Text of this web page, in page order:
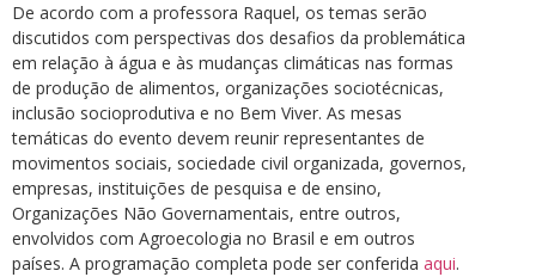
De acordo com a professora Raquel, os temas serão
discutidos com perspectivas dos desafios da problemática
em relação à água e às mudanças climáticas nas formas
de produção de alimentos, organizações sociotécnicas,
inclusão socioprodutiva e no Bem Viver. As mesas
temáticas do evento devem reunir representantes de
movimentos sociais, sociedade civil organizada, governos,
empresas, instituições de pesquisa e de ensino,
Organizações Não Governamentais, entre outros,
envolvidos com Agroecologia no Brasil e em outros
países. A programação completa pode ser conferida aqui.